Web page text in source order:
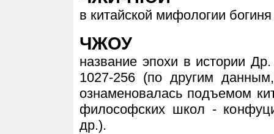
в китайской мифологии
ЧЖОУ
название эпохи в истории
1027-256 (по другим
ознаменовалась подъемом
философских школ -
др.).